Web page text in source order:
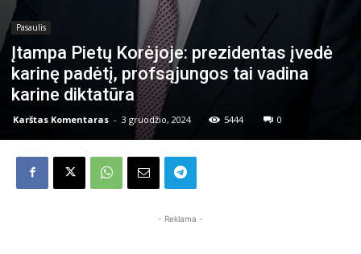
Pasaulis
Įtampa Pietų Korėjoje: prezidentas įvedė
karinę padėtį, profsąjungos tai vadina
karine diktatūra
Karštas Komentaras - 3 gruodžio, 2024 5444 0
- Reklama -